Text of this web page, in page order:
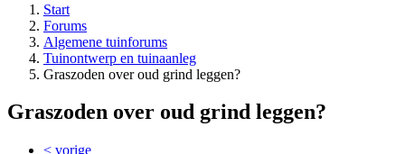
Start
Forums
Algemene tuinforums
Tuinontwerp en tuinaanleg
Graszoden over oud grind leggen?
Graszoden over oud grind leggen?
< vorige